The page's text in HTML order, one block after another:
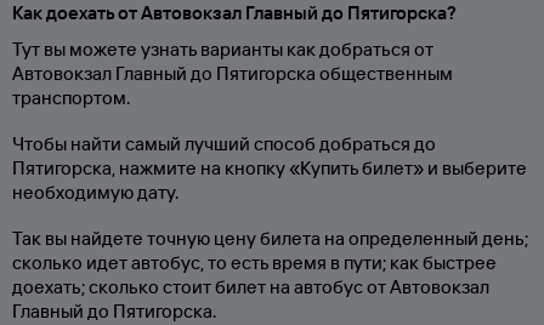
Как доехать от Автовокзал Главный до Пятигорска?
Тут вы можете узнать варианты как добраться от
Автовокзал Главный до Пятигорска общественным
транспортом.
Чтобы найти самый лучший способ добраться до
Пятигорска, нажмите на кнопку «Купить билет» и выберите
необходимую дату.
Так вы найдете точную цену билета на определенный день;
сколько идет автобус, то есть время в пути; как быстрее
доехать; сколько стоит билет на автобус от Автовокзал
Главный до Пятигорска.